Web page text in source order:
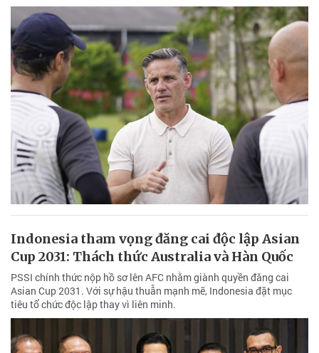
Indonesia tham vọng đăng cai độc lập Asian
Cup 2031: Thách thức Australia và Hàn Quốc
PSSI chính thức nộp hồ sơ lên AFC nhằm giành quyền đăng cai
Asian Cup 2031. Với sự hậu thuẫn mạnh mẽ, Indonesia đặt mục
tiêu tổ chức độc lập thay vì liên minh.